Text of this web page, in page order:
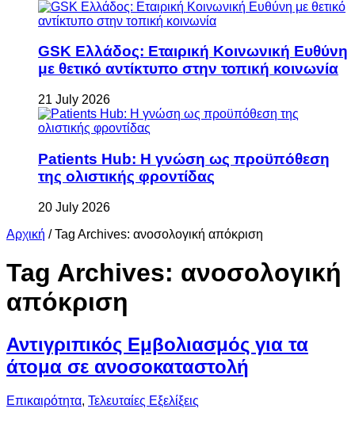
GSK Ελλάδος: Εταιρική Κοινωνική Ευθύνη
με θετικό αντίκτυπο στην τοπική κοινωνία
21 July 2026
Patients Hub: Η γνώση ως προϋπόθεση
της ολιστικής φροντίδας
20 July 2026
Αρχική / Tag Archives: ανοσολογική απόκριση
Tag Archives: ανοσολογική
απόκριση
Αντιγριπικός Εμβολιασμός για τα
άτομα σε ανοσοκαταστολή
Επικαιρότητα, Τελευταίες Εξελίξεις